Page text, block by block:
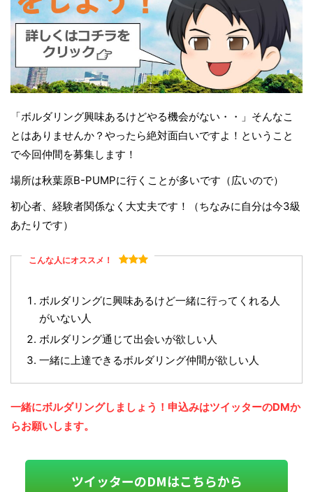
「ボルダリング興味あるけどやる機会がない・・」そんなこ
とはありませんか？やったら絶対面白いですよ！ということ
で今回仲間を募集します！
場所は秋葉原B-PUMPに行くことが多いです（広いので）
初心者、経験者関係なく大丈夫です！（ちなみに自分は今3級
あたりです）
こんな人にオススメ！
ボルダリングに興味あるけど一緒に行ってくれる人
がいない人
ボルダリング通じて出会いが欲しい人
一緒に上達できるボルダリング仲間が欲しい人
一緒にボルダリングしましょう！申込みはツイッターのDMか
らお願いします。
ツイッターのDMはこちらから